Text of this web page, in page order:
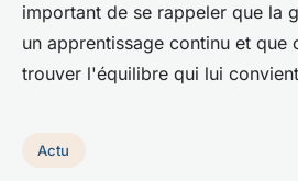
important de se rappeler que la
un apprentissage continu et que
trouver l'équilibre qui lui
Actu